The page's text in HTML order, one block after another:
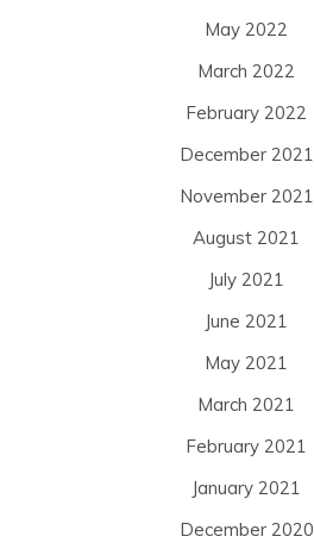
May 2022
March 2022
February 2022
December 2021
November 2021
August 2021
July 2021
June 2021
May 2021
March 2021
February 2021
January 2021
December 2020